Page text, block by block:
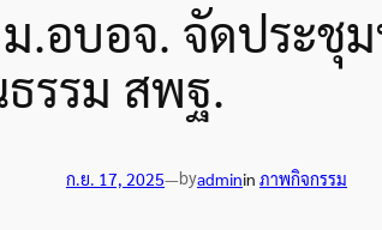
.อบอจ. จัดประชุม
รรม สพฐ.
ก.ย. 17, 2025—byadminin ภาพกิจกรรม